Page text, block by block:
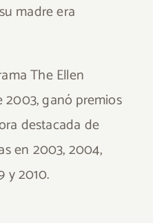
madre era
The Ellen
2003, ganó premios
destacada de
en 2003, 2004,
y 2010.